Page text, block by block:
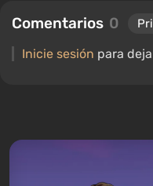
títulos favoritos de todos
Comentarios 0
Inicie sesión para